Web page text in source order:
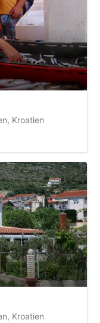
Kroatien
Kroatien